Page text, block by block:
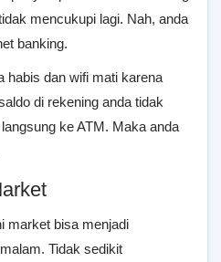
mencukupi lagi. Nah, anda
banking.
habis dan wifi mati karena
di rekening anda tidak
ke ATM. Maka anda
market bisa menjadi
Tidak sedikit